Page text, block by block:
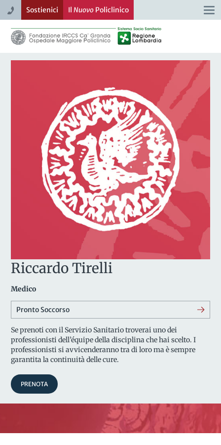
Sostienici Il NuovoPoliclinico
Riccardo Tirelli
Medico
Pronto Soccorso
Se prenoti con il Servizio Sanitario troverai uno dei
professionisti dell’équipe della disciplina che hai scelto. I
professionisti si avvicenderanno tra di loro ma è sempre
garantita la continuità delle cure.
PRENOTA